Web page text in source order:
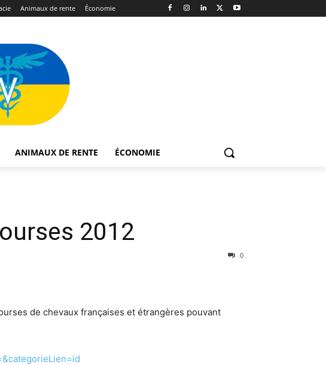
Animaux de rente Économie
ANIMAUX DE RENTE ÉCONOMIE
2012
0
de chevaux françaises et étrangères pouvant